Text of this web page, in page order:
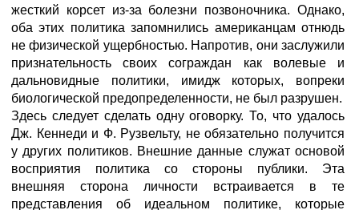
жесткий корсет из-за болезни позвоночника. Однако,
оба этих политика запомнились американцам отнюдь
не физической ущербностью. Напротив, они заслужили
признательность своих сограждан как волевые и
дальновидные политики, имидж которых, вопреки
биологической предопределенности, не был разрушен.
Здесь следует сделать одну оговорку. То, что удалось
Дж. Кеннеди и Ф. Рузвельту, не обязательно получится
у других политиков. Внешние данные служат основой
восприятия политика со стороны публики. Эта
внешняя сторона личности встраивается в те
представления об идеальном политике, которые